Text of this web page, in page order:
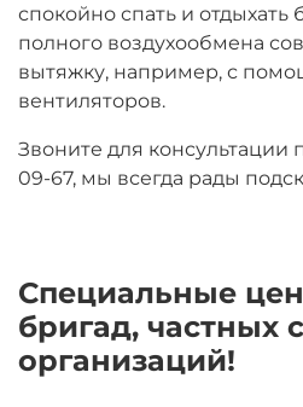
спокойно спать и отдыхать
полного воздухообмена
вытяжку, например, с
вентиляторов.
Звоните для консультации
09-67, мы всегда рады
Специальные
бригад, частных
организаций!